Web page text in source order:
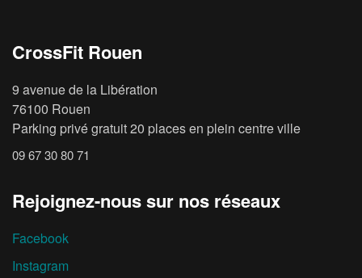
CrossFit Rouen
9 avenue de la Libération
76100 Rouen
Parking privé gratuit 20 places en plein centre ville
09 67 30 80 71
Rejoignez-nous sur nos réseaux
Facebook
Instagram